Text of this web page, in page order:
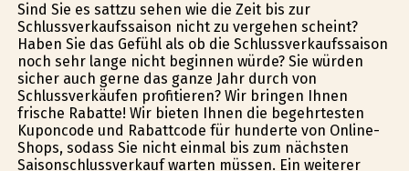
Sind Sie es sattzu sehen wie die Zeit bis zur
Schlussverkaufssaison nicht zu vergehen scheint?
Haben Sie das Gefühl als ob die Schlussverkaufssaison
noch sehr lange nicht beginnen würde? Sie würden
sicher auch gerne das ganze Jahr durch von
Schlussverkäufen profitieren? Wir bringen Ihnen
frische Rabatte! Wir bieten Ihnen die begehrtesten
Kuponcode und Rabattcode für hunderte von Online-
Shops, sodass Sie nicht einmal bis zum nächsten
Saisonschlussverkauf warten müssen. Ein weiterer